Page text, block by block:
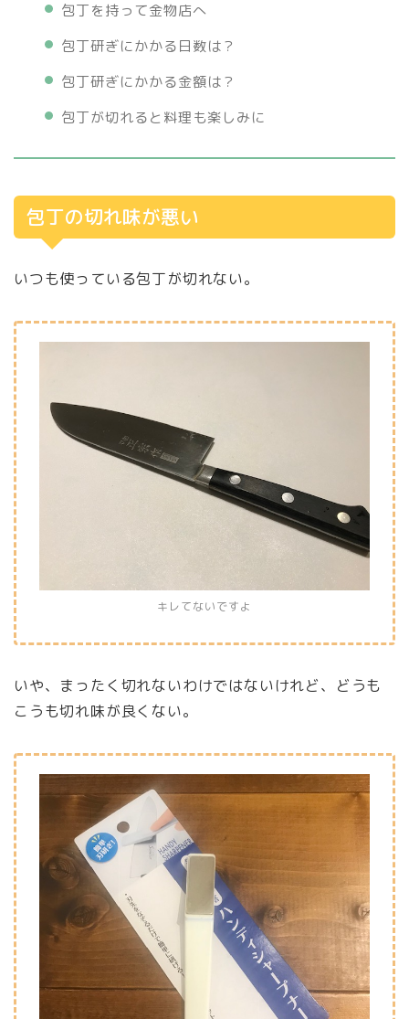
包丁を持って金物店へ
包丁研ぎにかかる日数は？
包丁研ぎにかかる金額は？
包丁が切れると料理も楽しみに
包丁の切れ味が悪い
いつも使っている包丁が切れない。
キレてないですよ
いや、まったく切れないわけではないけれど、どうも
こうも切れ味が良くない。